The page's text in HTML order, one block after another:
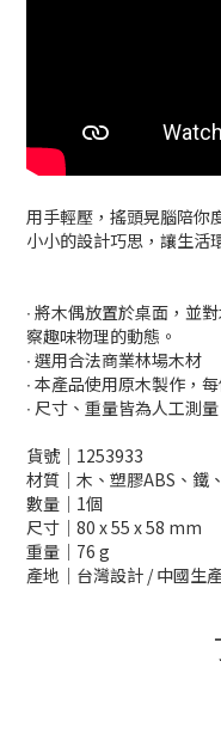
用手輕壓，搖頭晃腦陪你
小小的設計巧思，讓生活
∙ 將木偶放置於桌面，並
察趣味物理的動態。
∙ 選用合法商業林場木材
∙ 本產品使用原木製作，
∙ 尺寸、重量皆為人工測
貨號│1253933
材質│木、塑膠ABS、鐵
數量│1個
尺寸│80 x 55 x 58 mm
重量│76 g
產地│台灣設計 / 中國生